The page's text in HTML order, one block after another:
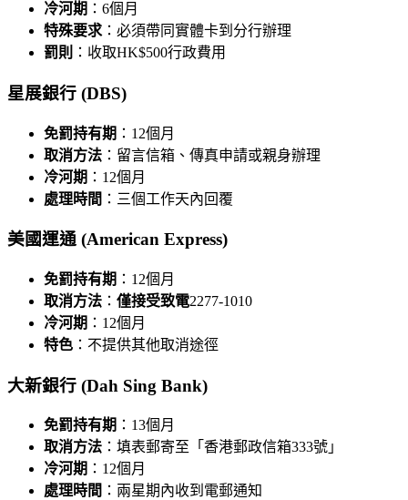
冷河期 ：6個月
特殊要求 ：必須帶同實體卡到分行辦理
罰則 ：收取HK$500行政費用
星展銀行 (DBS)
免罰持有期 ：12個月
取消方法 ：留言信箱、傳真申請或親身辦理
冷河期 ：12個月
處理時間 ：三個工作天內回覆
美國運通 (American Express)
免罰持有期 ：12個月
取消方法 ： 僅接受致電2277-1010
冷河期 ：12個月
特色 ：不提供其他取消途徑
大新銀行 (Dah Sing Bank)
免罰持有期 ：13個月
取消方法 ：填表郵寄至「香港郵政信箱333號」
冷河期 ：12個月
處理時間 ：兩星期內收到電郵通知